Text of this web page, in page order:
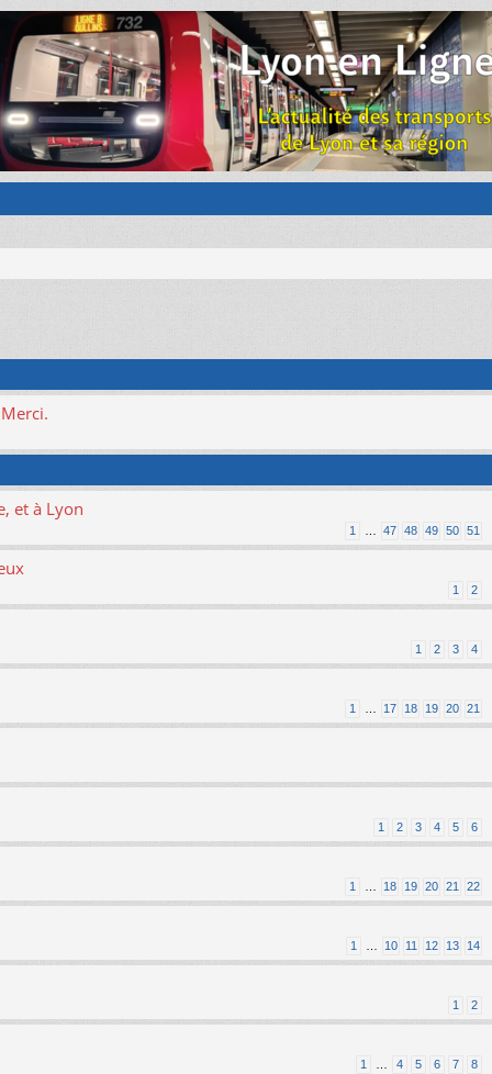
et à Lyon
1 47 48 49 50 51
1 2
1 2 3 4
1 17 18 19 20 21
1 2 3 4 5 6
1 18 19 20 21 22
1 10 11 12 13 14
1 2
1 4 5 6 7 8